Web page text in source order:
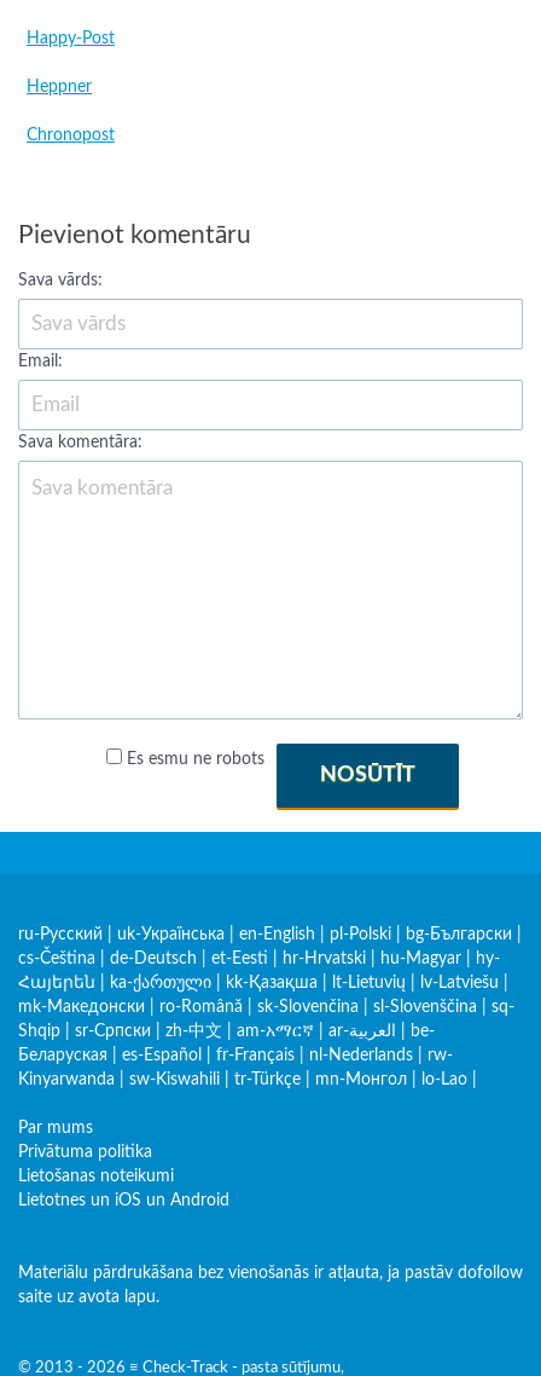
Happy-Post
Heppner
Chronopost
Pievienot komentāru
Sava vārds:
Email:
Sava komentāra:
Es esmu ne robots
NOSŪTĪT
ru-Русский uk-Українська en-English pl-Polski bg-Български
cs-Čeština
de-Deutsch et-Eesti hr-Hrvatski hu-Magyar
hy-
Հայերեն
ka-ქართული kk-Қазақша lt-Lietuvių lv-Latviešu
mk-Македонски
ro-Română sk-Slovenčina sl-Slovenščina
sq-
Shqip
sr-Српски zh-中文 am-አማርኛ ar-العربية
be-
Беларуская
es-Español fr-Français nl-Nederlands
rw-
Kinyarwanda
sw-Kiswahili tr-Türkçe mn-Монгол lo-Lao
Par mums
Privātuma politika
Lietošanas noteikumi
Lietotnes un iOS un Android
Materiālu pārdrukāšana bez vienošanās ir atļauta, ja pastāv dofollow
saite uz avota lapu.
© 2013 - 2026 ≡ Check-Track - pasta sūtījumu,